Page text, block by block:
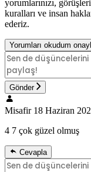
yorumlarınızı,
kuralları ve insan
ederiz.
Yorumları okudum
Gönder
Misafir 18 Haziran
4 7 çok güzel olmuş
Cevapla